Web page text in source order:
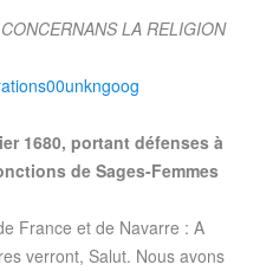
LA RELIGION
1680, portant défenses à
de Sages-Femmes
France et de Navarre : A
verront, Salut. Nous avons